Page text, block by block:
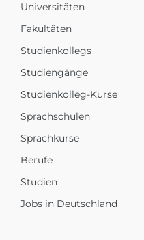
Universitäten
Fakultäten
Studienkollegs
Studiengänge
Studienkolleg-Kurse
Sprachschulen
Sprachkurse
Berufe
Studien
Jobs in Deutschland